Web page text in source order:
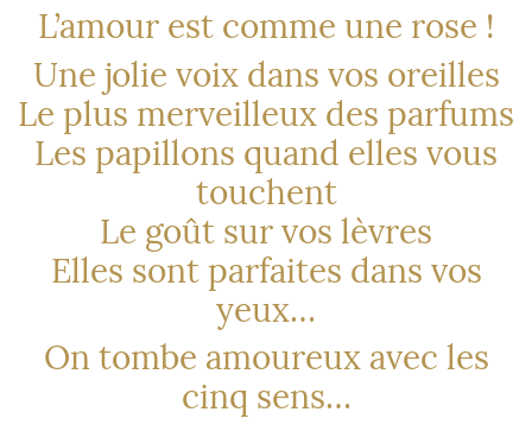
L’amour est comme une rose !
Une jolie voix dans vos oreilles
Le plus merveilleux des parfums
Les papillons quand elles vous
touchent
Le goût sur vos lèvres
Elles sont parfaites dans vos
yeux…
On tombe amoureux avec les
cinq sens…